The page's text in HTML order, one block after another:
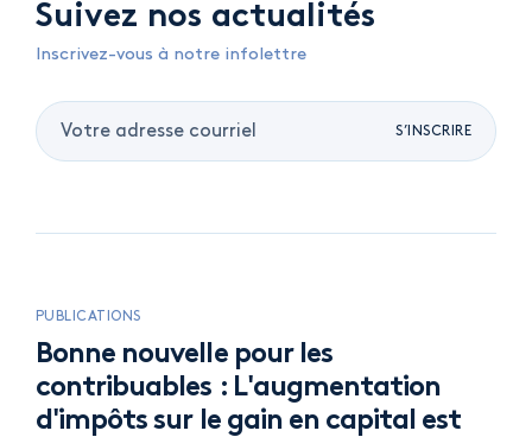
Suivez nos actualités
Inscrivez-vous à notre infolettre
S’INSCRIRE
PUBLICATIONS
Bonne nouvelle pour les
contribuables : L'augmentation
d'impôts sur le gain en capital est